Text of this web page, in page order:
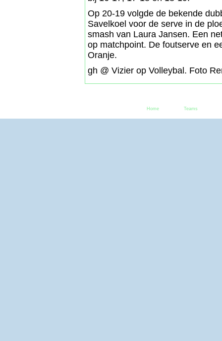
Op 20-19 volgde de bekende
Savelkoel voor de serve in de
smash van Laura Jansen. Een
op matchpoint. De foutserve en
Oranje.
gh @ Vizier op Volleybal. Foto
Home Teams